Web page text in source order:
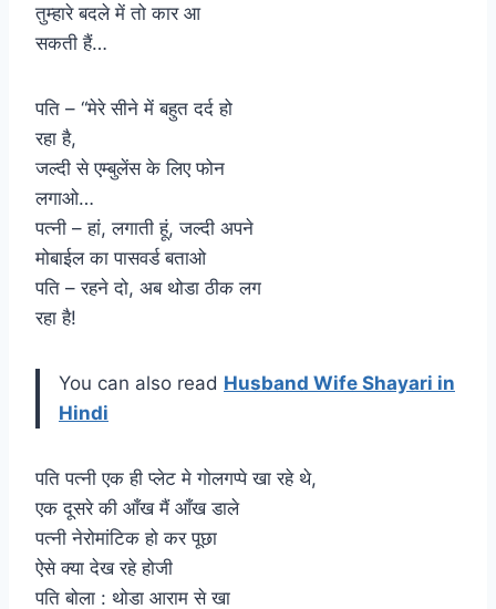
तुम्हारे बदले में तो कार आ
सकती हैं…
पति – “मेरे सीने में बहुत दर्द हो
रहा है,
जल्दी से एम्बुलेंस के लिए फोन
लगाओ…
पत्नी – हां, लगाती हूं, जल्दी अपने
मोबाईल का पासवर्ड बताओ
पति – रहने दो, अब थोडा ठीक लग
रहा है!
You can also read Husband Wife Shayari in
Hindi
पति पत्नी एक ही प्लेट मे गोलगप्पे खा रहे थे,
एक दूसरे की आँख मैं आँख डाले
पत्नी नेरोमांटिक हो कर पूछा
ऐसे क्या देख रहे होजी
पति बोला : थोडा आराम से खा